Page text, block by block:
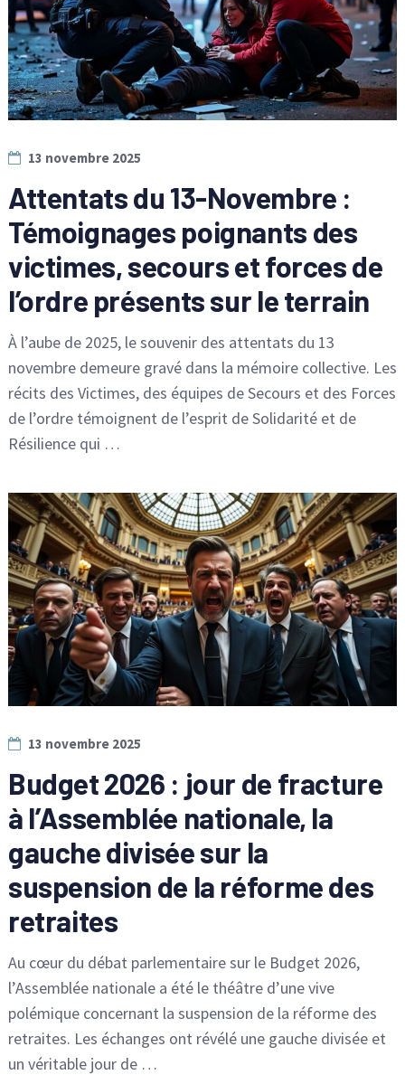
13 novembre 2025
Attentats du 13-Novembre :
Témoignages poignants des
victimes, secours et forces de
l’ordre présents sur le terrain
À l’aube de 2025, le souvenir des attentats du 13
novembre demeure gravé dans la mémoire collective. Les
récits des Victimes, des équipes de Secours et des Forces
de l’ordre témoignent de l’esprit de Solidarité et de
Résilience qui …
13 novembre 2025
Budget 2026 : jour de fracture
à l’Assemblée nationale, la
gauche divisée sur la
suspension de la réforme des
retraites
Au cœur du débat parlementaire sur le Budget 2026,
l’Assemblée nationale a été le théâtre d’une vive
polémique concernant la suspension de la réforme des
retraites. Les échanges ont révélé une gauche divisée et
un véritable jour de …